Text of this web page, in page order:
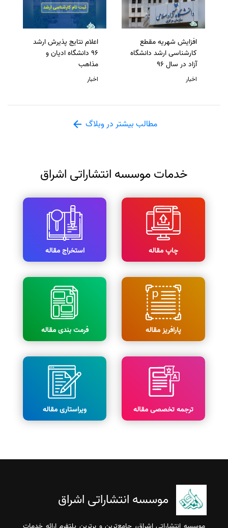
افزایش شهریه مقطع
کارشناسی ارشد دانشگاه
آزاد در سال 96
اخبار
اعلام نتایج پذیرش ارشد
96 دانشگاه ادیان و
مذاهب
اخبار
مطالب بیشتر در وبلاگ
خدمات موسسه انتشاراتی اشراق
چاپ مقاله استخراج مقاله
پارافریز مقاله فرمت بندی مقاله
ترجمه تخصصی مقاله ویراستاری مقاله
موسسه انتشاراتی اشراق